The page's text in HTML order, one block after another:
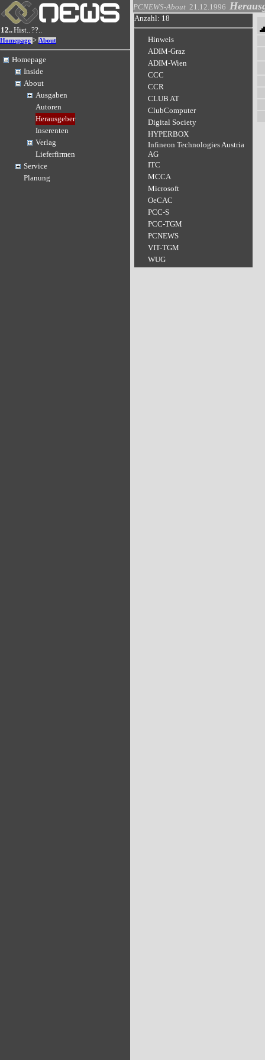
12..Hist..??..
Homepage > About
Homepage
Inside
About
Ausgaben
Autoren
Herausgeber
Inserenten
Verlag
Lieferfirmen
Service
Planung
PCNEWS-About 21.12.1996
Anzahl: 18
Hinweis
ADIM-Graz
ADIM-Wien
CCC
CCR
CLUB AT
ClubComputer
Digital Society
HYPERBOX
Infineon Technologies Austria
AG
ITC
MCCA
Microsoft
OeCAC
PCC-S
PCC-TGM
PCNEWS
VIT-TGM
WUG